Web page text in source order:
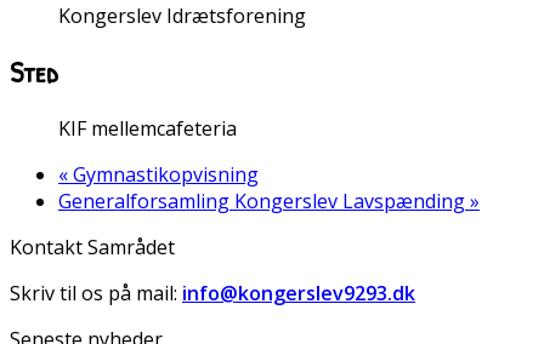
Kongerslev Idrætsforening
Sted
KIF mellemcafeteria
«Gymnastikopvisning
Generalforsamling Kongerslev Lavspænding»
Kontakt Samrådet
Skriv til os på mail: info@kongerslev9293.dk